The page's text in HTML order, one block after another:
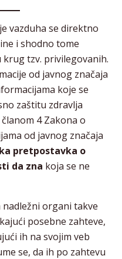
vazduha se direktno
i shodno tome
tzv. privilegovanih.
od javnog značaja
koje se
zaštitu zdravlja
4 Zakona o
od javnog značaja
pretpostavka o
da zna koja se ne
nadležni organi takve
posebne zahteve,
ih na svojim veb
se, da ih po zahtevu